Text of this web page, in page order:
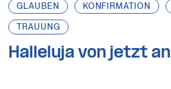
GLAUBEN KONFIRMATION
TRAUUNG
Halleluja von jetzt an